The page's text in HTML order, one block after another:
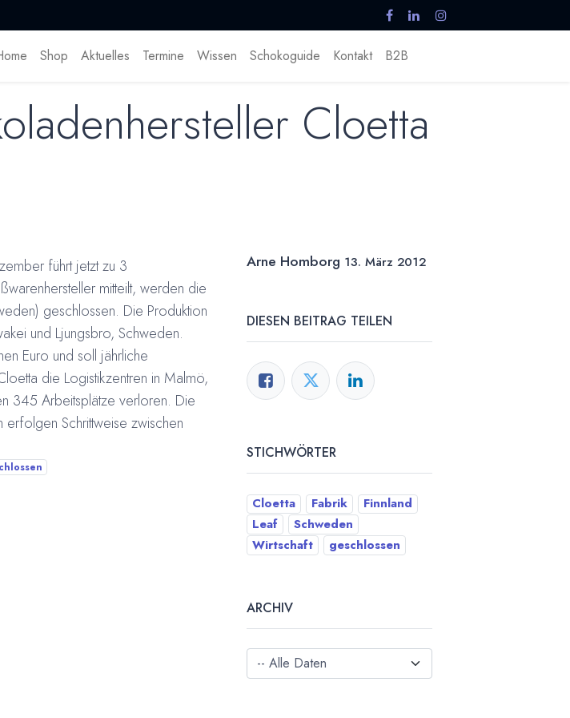
Shop Aktuelles Termine Wissen Schokoguide Kontakt B2B
Cloetta
führt jetzt zu 3
mitteilt, werden die
geschlossen. Die Produktion
und Ljungsbro, Schweden.
Euro und soll jährliche
die Logistikzentren in Malmö,
345 Arbeitsplätze verloren. Die
Schrittweise zwischen
Arne Homborg 13. März 2012
DIESEN BEITRAG TEILEN
STICHWÖRTER
Cloetta Fabrik
Finnland
Leaf
Schweden
Wirtschaft
geschlossen
ARCHIV